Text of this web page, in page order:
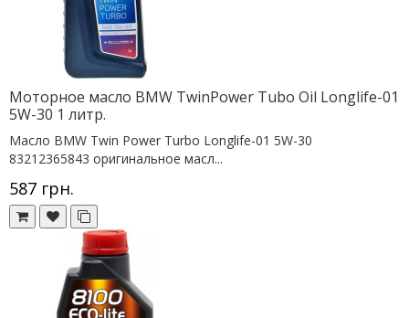
Моторное масло BMW TwinPower Tubo Oil Longlife-01
5W-30 1 литр.
Масло BMW Twin Power Turbo Longlife-01 5W-30
83212365843 оригинальное масл...
587 грн.